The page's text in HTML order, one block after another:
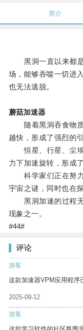
简介
黑洞一直以来都是
场，能够吞噬一切进
也无法逃脱。
蘑菇加速器
随着黑洞吞食物质
越快，形成了强烈的
恒星、行星、尘埃
力下加速旋转，形成
科学家们正在努力
宇宙之谜，同时也在
黑洞加速的过程无
现象之一。
#44#
评论
游客
这款加速器VPM应用程序
2025-09-12
游客